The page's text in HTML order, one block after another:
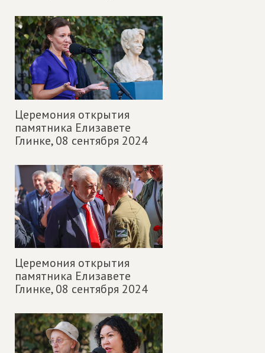
Церемония открытия
памятника Елизавете
Глинке,08 сентября 2024
Церемония открытия
памятника Елизавете
Глинке,08 сентября 2024